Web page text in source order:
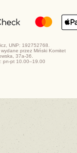
UNP: 192752768.
przez Miński Komitet
37a-36.
pn-pt 10.00–19.00